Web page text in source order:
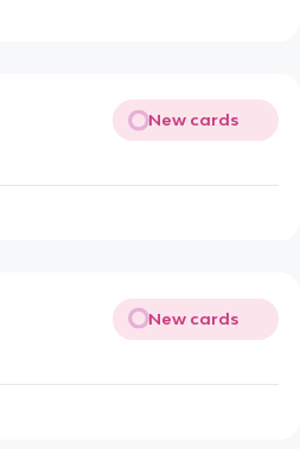
New cards
New cards